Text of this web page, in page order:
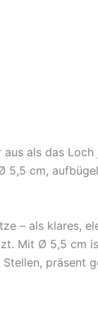
als das Loch
5,5 cm,
– als klares,
Mit Ø 5,5 cm
präsent